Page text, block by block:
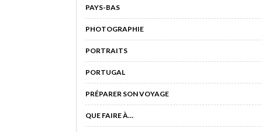
PAYS-BAS
PHOTOGRAPHIE
PORTRAITS
PORTUGAL
PRÉPARER SON VOYAGE
QUE FAIRE À…